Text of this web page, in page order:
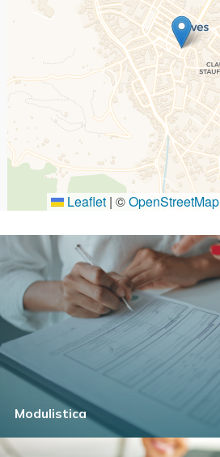
Leaflet | ©OpenStreetMap
Modulistica